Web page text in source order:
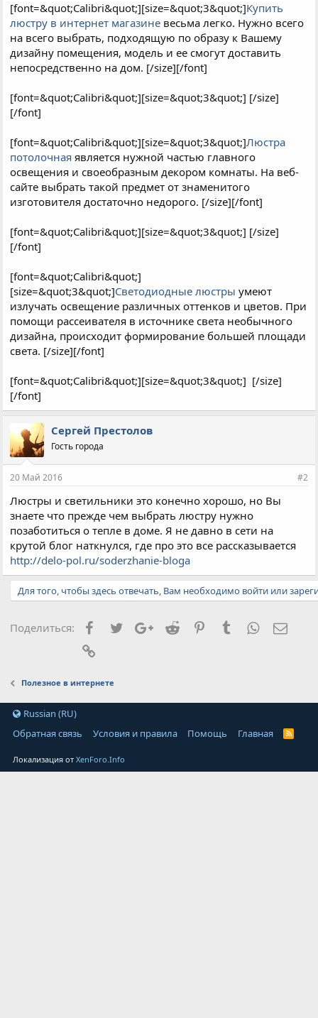
[font=&quot;Calibri&quot;][size=&quot;3&quot;]Купить
люстру в интернет магазине весьма легко. Нужно всего
на всего выбрать, подходящую по образу к Вашему
дизайну помещения, модель и ее смогут доставить
непосредственно на дом. [/size][/font]
[font=&quot;Calibri&quot;][size=&quot;3&quot;] [/size]
[/font]
[font=&quot;Calibri&quot;][size=&quot;3&quot;]Люстра
потолочная является нужной частью главного
освещения и своеобразным декором комнаты. На веб-
сайте выбрать такой предмет от знаменитого
изготовителя достаточно недорого. [/size][/font]
[font=&quot;Calibri&quot;][size=&quot;3&quot;] [/size]
[/font]
[font=&quot;Calibri&quot;]
[size=&quot;3&quot;]Светодиодные люстры умеют
излучать освещение различных оттенков и цветов. При
помощи рассеивателя в источнике света необычного
дизайна, происходит формирование большей площади
света. [/size][/font]
[font=&quot;Calibri&quot;][size=&quot;3&quot;] [/size]
[/font]
Сергей Престолов
Гость города
20 Май 2016 #2
Люстры и светильники это конечно хорошо, но Вы
знаете что прежде чем выбрать люстру нужно
позаботиться о тепле в доме. Я не давно в сети на
крутой блог наткнулся, где про это все рассказывается
http://delo-pol.ru/soderzhanie-bloga
Для того, чтобы здесь отвечать, Вам необходимо войти или
Поделиться: Facebook
TwitterGoogle+
Reddit PinterestTumblrWhatsApp
Полезное в интернете
Russian (RU)
Обратная связь
Условия и правила Помощь Главная
Локализация отXenForo.Info